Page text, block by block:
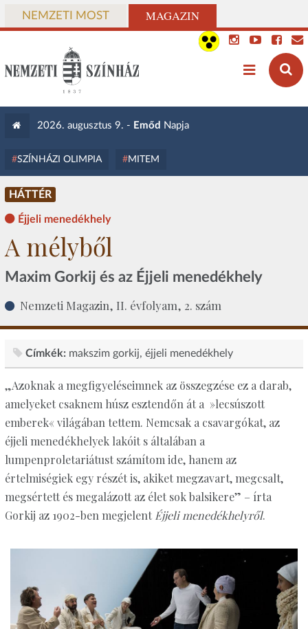
NEMZETI MOST MAGAZIN
2026. augusztus 9. - Emőd Napja
SZÍNHÁZI OLIMPIA MITEM
HÁTTÉR
Éjjeli menedékhely
A mélyből
Maxim Gorkij és az Éjjeli menedékhely
Nemzeti Magazin, II. évfolyam, 2. szám
Címkék: makszim gorkij éjjeli menedékhely
„Azoknak a megfigyeléseimnek az összegzése ez a darab,
amelyeket csaknem húsz esztendőn át a »lecsúszott
emberek« világában tettem. Nemcsak a csavargókat, az
éjjeli menedékhelyek lakóit s általában a
lumpenproletariátust számítom ide, hanem az
értelmiségiek egy részét is, akiket megzavart, megcsalt,
megsértett és megalázott az élet sok balsikere” – írta
Gorkij az 1902-ben megjelent Éjjeli menedékhelyről.